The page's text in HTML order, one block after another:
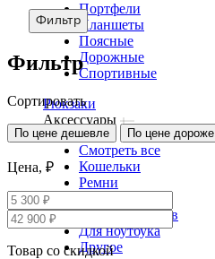
Портфели
Планшеты
Поясные
Дорожные
Спортивные
Рюкзаки
Аксессуары
Смотреть все
Кошельки
Ремни
Для документов
Для ноутбука
Другое
Фильтр
Фильтр
Сортировать
По цене дешевле По цене дороже
Цена, ₽
Товар со скидкой